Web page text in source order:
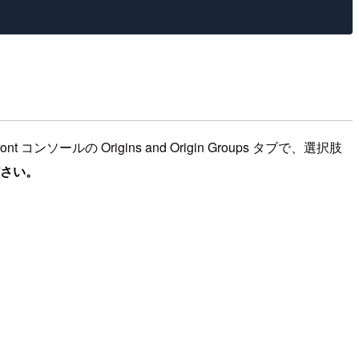
コンソールの Origins and Origin Groups タブで、選択肢
い。